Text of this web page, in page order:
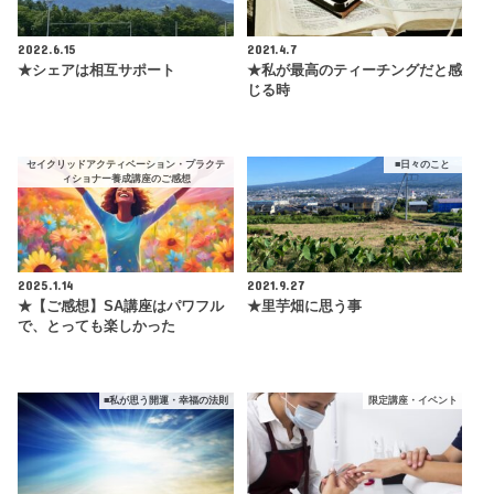
2022.6.15
★シェアは相互サポート
2021.4.7
★私が最高のティーチングだと感
じる時
セイクリッドアクティベーション・プラクテ
ィショナー養成講座のご感想
2025.1.14
★【ご感想】SA講座はパワフル
で、とっても楽しかった
■日々のこと
2021.9.27
★里芋畑に思う事
■私が思う開運・幸福の法則 限定講座・イベント